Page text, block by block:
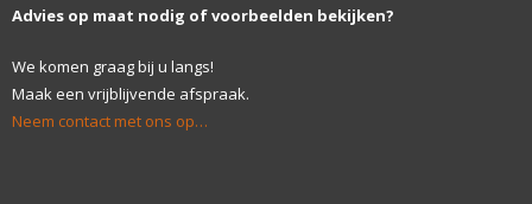
Advies op maat nodig of voorbeelden bekijken?
We komen graag bij u langs!
Maak een vrijblijvende afspraak.
Neem contact met ons op…